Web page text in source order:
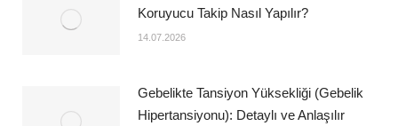
Koruyucu Takip Nasıl Yapılır?
14.07.2026
Gebelikte Tansiyon Yüksekliği (Gebelik
Hipertansiyonu): Detaylı ve Anlaşılır